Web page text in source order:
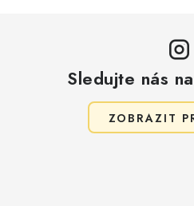
Sledujte nás
ZOBRAZIT